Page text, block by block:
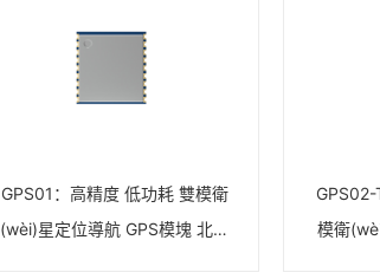
GPS01：高精度 低功耗 雙模衛
(wèi)星定位導航 GPS模塊 北斗
模衛